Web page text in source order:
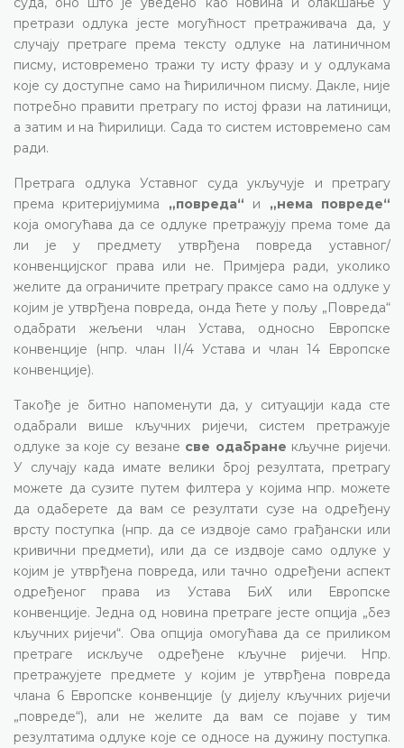
претрази одлука јесте могућност претраживача да, у
случају претраге према тексту одлуке на латиничном
писму, истовремено тражи ту исту фразу и у одлукама
које су доступне само на ћириличном писму. Дакле, није
потребно правити претрагу по истој фрази на латиници,
а затим и на ћирилици. Сада то систем истовремено сам
ради.
Претрага одлука Уставног суда укључује и претрагу
према критеријумима „повреда“ и „нема повреде“
која омогућава да се одлуке претражују према томе да
ли је у предмету утврђена повреда уставног/
конвенцијског права или не. Примјера ради, уколико
желите да ограничите претрагу праксе само на одлуке у
којим је утврђена повреда, онда ћете у пољу „Повреда“
одабрати жељени члан Устава, односно Европске
конвенције (нпр. члан II/4 Устава и члан 14 Европске
конвенције).
Такође је битно напоменути да, у ситуацији када сте
одабрали више кључних ријечи, систем претражује
одлуке за које су везане све одабране кључне ријечи.
У случају када имате велики број резултата, претрагу
можете да сузите путем филтера у којима нпр. можете
да одаберете да вам се резултати сузе на одређену
врсту поступка (нпр. да се издвоје само грађански или
кривични предмети), или да се издвоје само одлуке у
којим је утврђена повреда, или тачно одређени аспект
одређеног права из Устава БиХ или Европске
конвенције. Једна од новина претраге јесте опција „без
кључних ријечи“. Ова опција омогућава да се приликом
претраге искључе одређене кључне ријечи. Нпр.
претражујете предмете у којим је утврђена повреда
члана 6 Европске конвенције (у дијелу кључних ријечи
„повреде“), али не желите да вам се појаве у тим
резултатима одлуке које се односе на дужину поступка.